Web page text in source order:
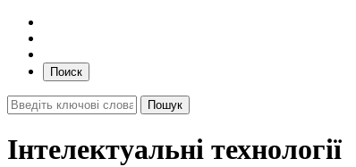
Поиск
Інтелектуальні технології